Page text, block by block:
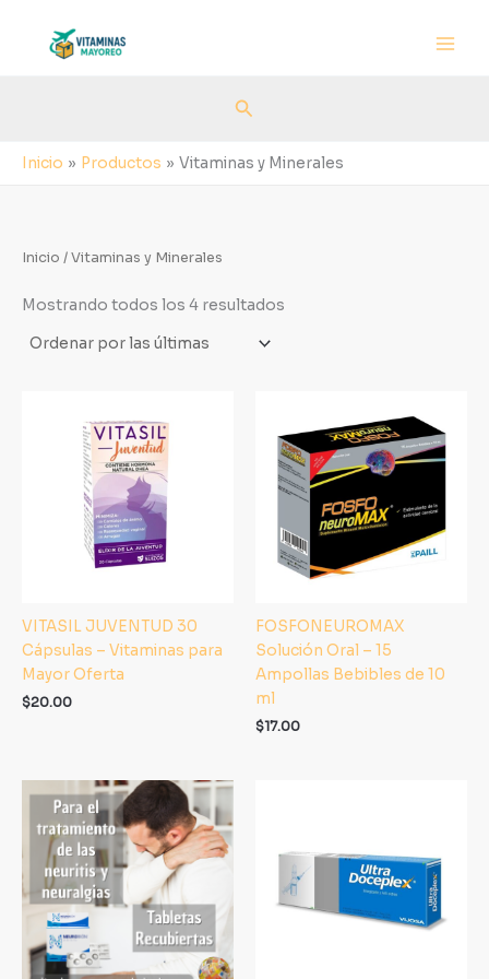
contenido
Buscar
Inicio Productos Vitaminas y Minerales
Inicio / Vitaminas y Minerales
Mostrando todos los 4 resultados
VITASIL JUVENTUD 30
Cápsulas – Vitaminas para
Mayor Oferta
$20.00
FOSFONEUROMAX
Solución Oral – 15
Ampollas Bebibles de 10
ml
$17.00